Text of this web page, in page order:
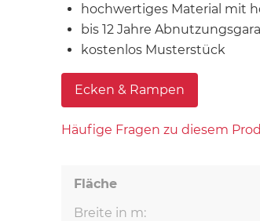
hochwertiges Material mit
bis 12 Jahre
kostenlos Musterstück
Ecken & Rampen
Häufige Fragen zu diesem
Fläche
Breite in m: